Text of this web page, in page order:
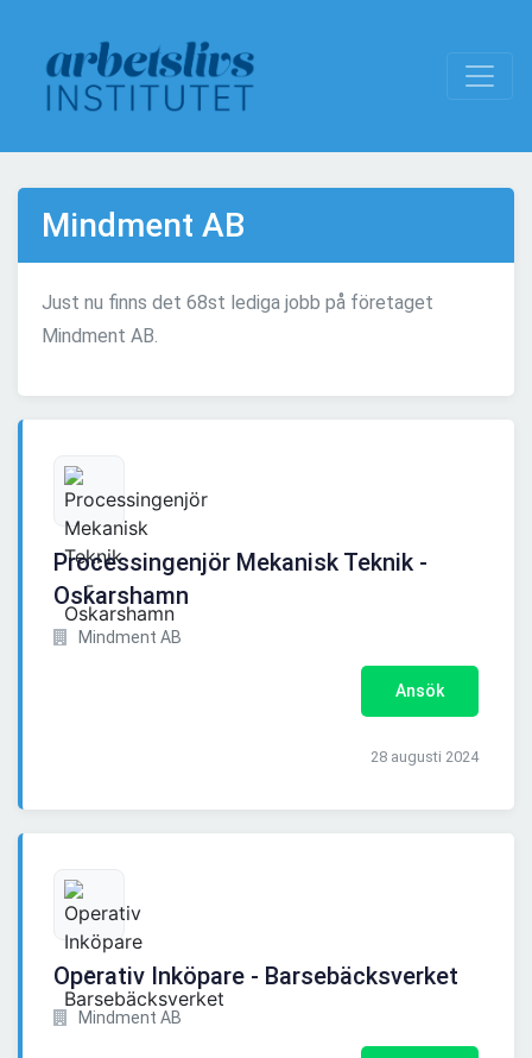
Mindment AB
Just nu finns det 68st lediga jobb på företaget
Mindment AB.
Processingenjör Mekanisk Teknik -
Oskarshamn
Mindment AB
Ansök
28 augusti 2024
Operativ Inköpare - Barsebäcksverket
Mindment AB